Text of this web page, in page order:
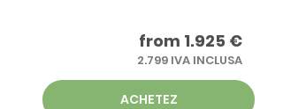
from 1.925 €
2.799 IVA INCLUSA
ACHETEZ